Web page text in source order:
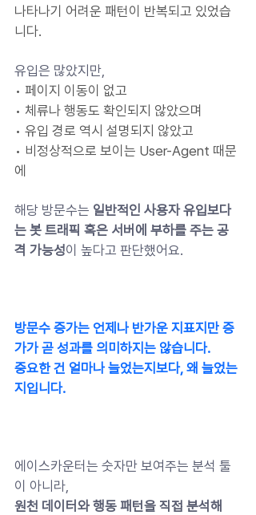
나타나기 어려운 패턴이 반복되고 있었습
니다.
유입은 많았지만,
• 페이지 이동이 없고
• 체류나 행동도 확인되지 않았으며
• 유입 경로 역시 설명되지 않았고
• 비정상적으로 보이는 User-Agent 때문
에
해당 방문수는 일반적인 사용자 유입보다
는 봇 트래픽 혹은 서버에 부하를 주는 공
격 가능성이 높다고 판단했어요.
방문수 증가는 언제나 반가운 지표지만 증
가가 곧 성과를 의미하지는 않습니다.
중요한 건 얼마나 늘었는지보다, 왜 늘었는
지입니다.
에이스카운터는 숫자만 보여주는 분석 툴
이 아니라,
원천 데이터와 행동 패턴을 직접 분석해